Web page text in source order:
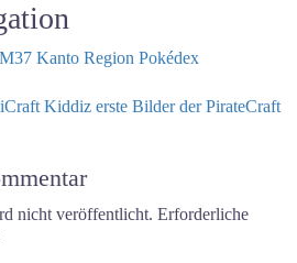
Kanto Region Pokédex
Kiddiz erste Bilder der PirateCraft
nicht veröffentlicht. Erforderliche